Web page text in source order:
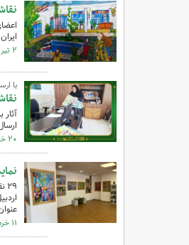
۲ تیر ۰۴ - ۱۲:۱۰
با
۲۰ خرداد ۰۴ - ۱۰:۰۳
۱۱ خرداد ۰۴ - ۱۱:۰۱